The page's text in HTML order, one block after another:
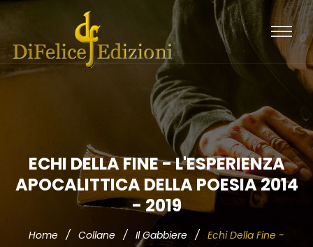
ECHI DELLA FINE - L'ESPERIENZA
APOCALITTICA DELLA POESIA 2014
- 2019
Home / Collane / Il Gabbiere / Echi Della Fine -